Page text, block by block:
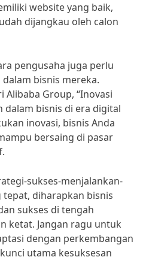
website yang baik,
dijangkau oleh calon
pengusaha juga perlu
bisnis mereka.
Alibaba Group, “Inovasi
dalam bisnis di era digital
inovasi, bisnis Anda
bersaing di pasar
sukses-menjalankan-
diharapkan bisnis
sukses di tengah
ketat. Jangan ragu untuk
dengan perkembangan
utama kesuksesan